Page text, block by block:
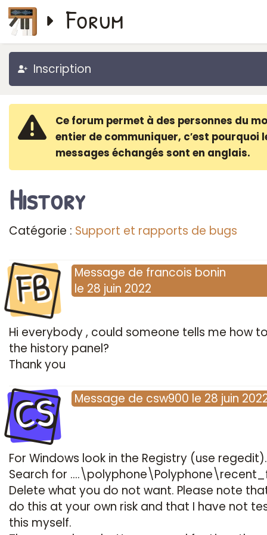
Forum
Inscription
Ce forum permet à des personnes du
entier de communiquer, c′est pourquoi
messages échangés sont en anglais.
History
Catégorie : Support et rapports de bugs
FB Message de francois bonin
le 28 juin 2022
Hi everybody , could someone tells me how
the history panel?
Thank you
CS Message de csw900 le 28 juin
For Windows look in the Registry (use regedit).
Search for
Delete what you do not want. Please note
do this at your own risk and that I have not
this myself.